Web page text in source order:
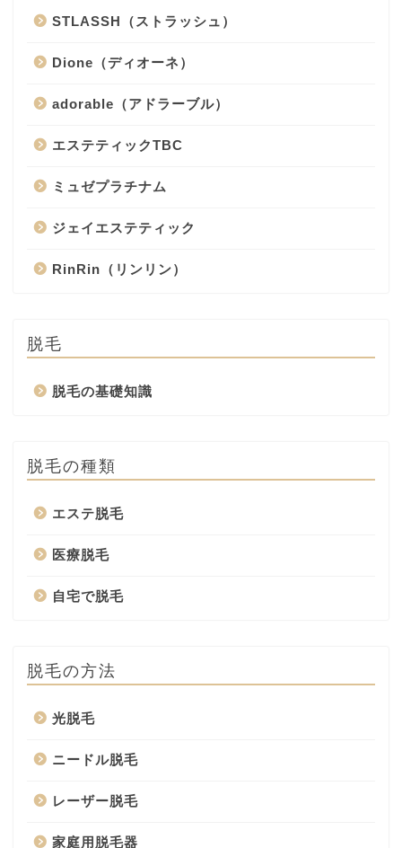
STLASSH（ストラッシュ）
Dione（ディオーネ）
adorable（アドラーブル）
エステティックTBC
ミュゼプラチナム
ジェイエステティック
RinRin（リンリン）
脱毛
脱毛の基礎知識
脱毛の種類
エステ脱毛
医療脱毛
自宅で脱毛
脱毛の方法
光脱毛
ニードル脱毛
レーザー脱毛
家庭用脱毛器